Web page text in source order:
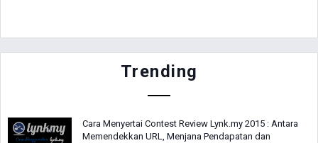
Trending
Cara Menyertai Contest Review Lynk.my 2015 : Antara
Memendekkan URL, Menjana Pendapatan dan